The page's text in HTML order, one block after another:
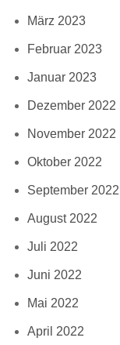
März 2023
Februar 2023
Januar 2023
Dezember 2022
November 2022
Oktober 2022
September 2022
August 2022
Juli 2022
Juni 2022
Mai 2022
April 2022